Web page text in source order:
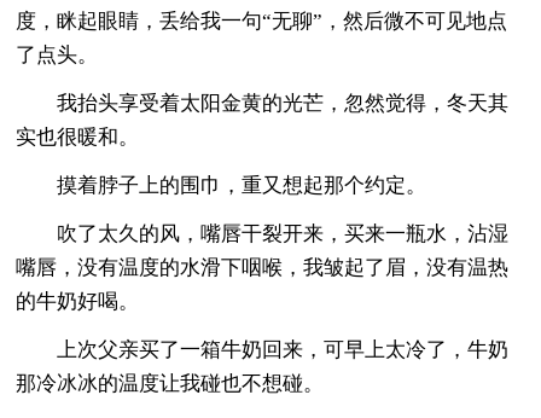
度，眯起眼睛，丢给我一句“无聊”，然后微不可见地点
了点头。
我抬头享受着太阳金黄的光芒，忽然觉得，冬天其
实也很暖和。
摸着脖子上的围巾，重又想起那个约定。
吹了太久的风，嘴唇干裂开来，买来一瓶水，沾湿
嘴唇，没有温度的水滑下咽喉，我皱起了眉，没有温热
的牛奶好喝。
上次父亲买了一箱牛奶回来，可早上太冷了，牛奶
那冷冰冰的温度让我碰也不想碰。